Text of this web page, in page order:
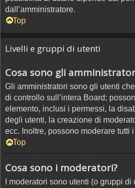
dall’amministratore.
Top
Livelli e gruppi di utenti
Cosa sono gli
Gli amministratori sono gli utenti
di controllo sull’intera Board;
elemento, inclusi i permessi, la
degli utenti, la creazione di
ecc. Inoltre, possono moderare tutti i
Top
Cosa sono i moderatori?
I moderatori sono utenti (o gruppi